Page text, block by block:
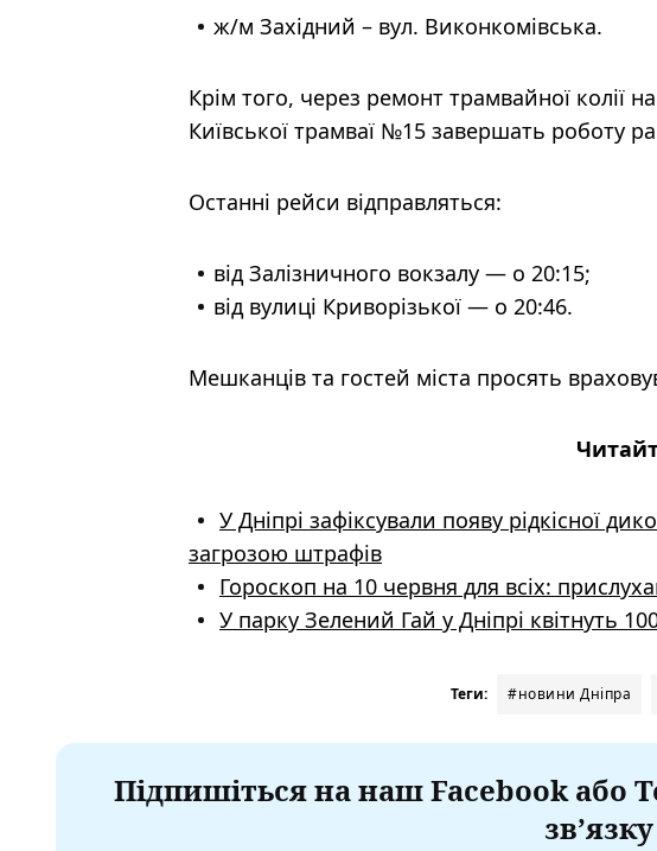
ж/м Західний – вул. Виконкомівська.
Крім того, через ремонт трамвайної колії
Київської трамваї №15 завершать роботу
Останні рейси відправляться:
від Залізничного вокзалу — о 20:15;
від вулиці Криворізької — о 20:46.
Мешканців та гостей міста просять
У Дніпрі зафіксували появу рідкісної
загрозою штрафів
Гороскоп на 10 червня для всіх:
У парку Зелений Гай у Дніпрі квітнуть
Теги: #новини Дніпра
Підпишіться на наш Facebook або
зв’язку